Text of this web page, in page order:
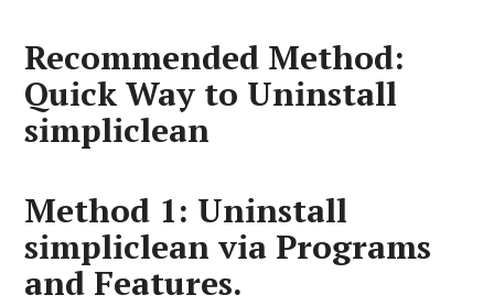
Recommended Method:
Quick Way to Uninstall
simpliclean
Method 1: Uninstall
simpliclean via Programs
and Features.